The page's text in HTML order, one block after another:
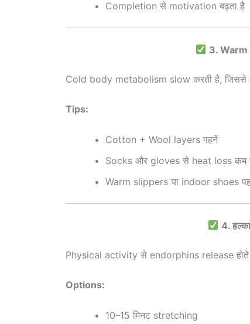
Completion से motivation बढ़ता है
3.
Cold body metabolism slow करती है, जिससे
Tips:
Cotton + Wool layers पहनें
Socks और gloves से heat loss कम
Warm slippers या indoor shoes
4.
Physical activity से endorphins release होते
Options:
10–15 मिनट stretching